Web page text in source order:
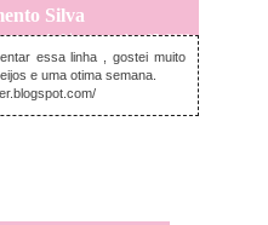
Silva
segunda-feira, novembro 07, 2022
essa linha , gostei muito
e uma otima semana.